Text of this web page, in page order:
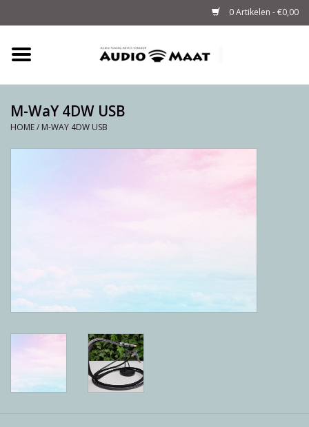
0 Artikelen - €0,00
Tuning
Reviews
Merken
M-WaY 4DW USB
HOME/ M-WAY 4DW USB